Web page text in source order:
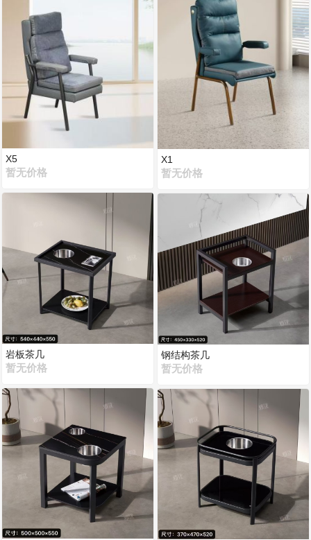
X5
暂无价格
岩板茶几
暂无价格
X1
暂无价格
钢结构茶几
暂无价格